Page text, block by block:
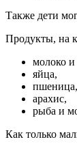
Также дети
Продукты, на
молоко
яйца,
пшеница,
арахис,
рыба и
Как только